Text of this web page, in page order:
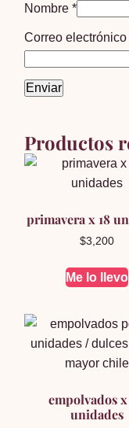
Nombre*
Correo
Productos
primavera x 18
$3,200
Me lo llevo
empolvados
unidades